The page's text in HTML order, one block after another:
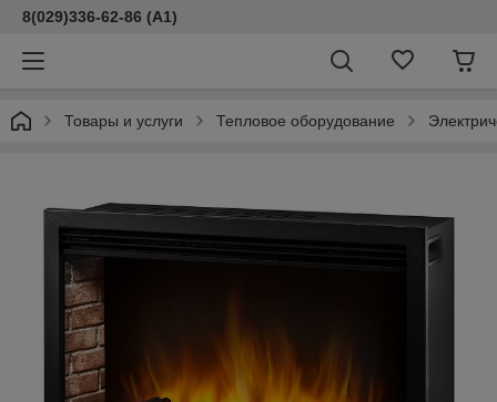
8(029)336-62-86 (A1)
Товары и услуги Тепловое оборудование